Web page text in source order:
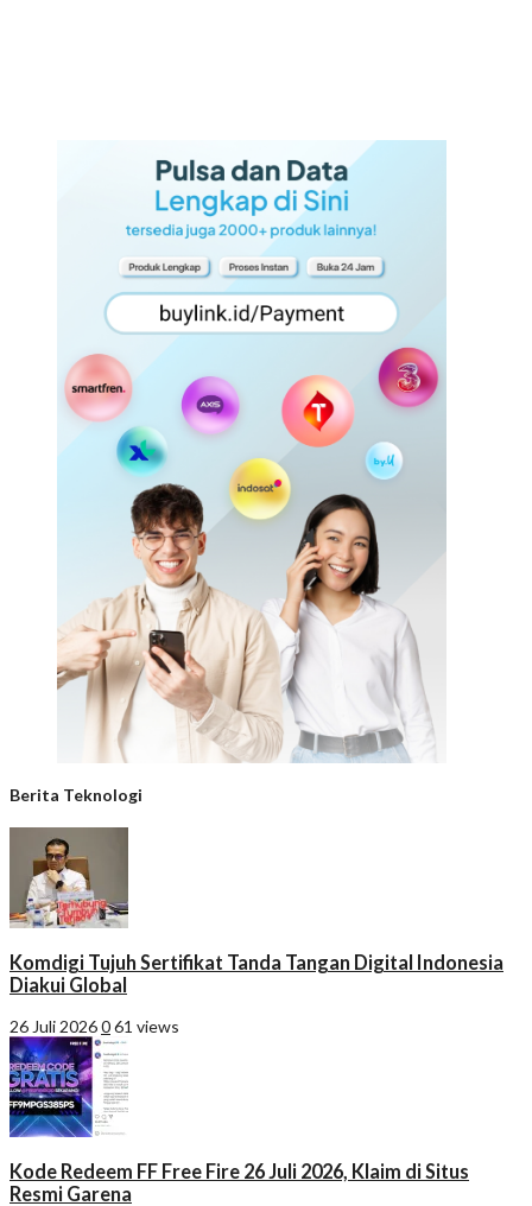
Berita Teknologi
Komdigi Tujuh Sertifikat Tanda Tangan Digital Indonesia
Diakui Global
26 Juli 2026061 views
Kode Redeem FF Free Fire 26 Juli 2026, Klaim di Situs
Resmi Garena